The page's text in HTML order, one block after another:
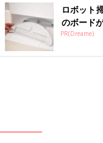
ロボット
のボード
PR(Dreame)